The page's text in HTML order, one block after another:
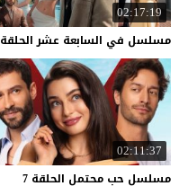
02:17:19
مسلسل في السابعة عشر الحلقة
02:11:37
مسلسل حب محتمل الحلقة 7